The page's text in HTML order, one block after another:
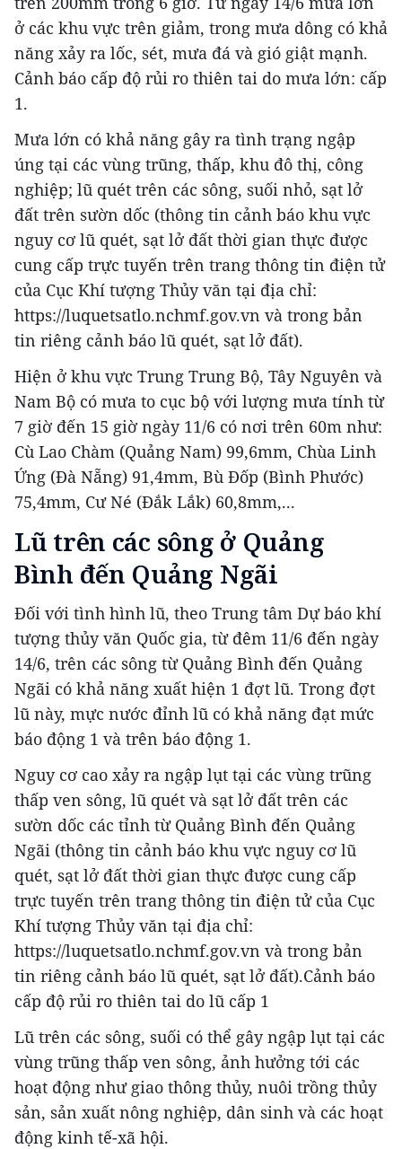
ở các khu vực trên giảm, trong mưa dông có khả
năng xảy ra lốc, sét, mưa đá và gió giật mạnh.
Cảnh báo cấp độ rủi ro thiên tai do mưa lớn: cấp
1.
Mưa lớn có khả năng gây ra tình trạng ngập
úng tại các vùng trũng, thấp, khu đô thị, công
nghiệp; lũ quét trên các sông, suối nhỏ, sạt lở
đất trên sườn dốc (thông tin cảnh báo khu vực
nguy cơ lũ quét, sạt lở đất thời gian thực được
cung cấp trực tuyến trên trang thông tin điện tử
của Cục Khí tượng Thủy văn tại địa chỉ:
https://luquetsatlo.nchmf.gov.vn và trong bản
tin riêng cảnh báo lũ quét, sạt lở đất).
Hiện ở khu vực Trung Trung Bộ, Tây Nguyên và
Nam Bộ có mưa to cục bộ với lượng mưa tính từ
7 giờ đến 15 giờ ngày 11/6 có nơi trên 60m như:
Cù Lao Chàm (Quảng Nam) 99,6mm, Chùa Linh
Ứng (Đà Nẵng) 91,4mm, Bù Đốp (Bình Phước)
75,4mm, Cư Né (Đắk Lắk) 60,8mm,...
Lũ trên các sông ở Quảng
Bình đến Quảng Ngãi
Đối với tình hình lũ, theo Trung tâm Dự báo khí
tượng thủy văn Quốc gia, từ đêm 11/6 đến ngày
14/6, trên các sông từ Quảng Bình đến Quảng
Ngãi có khả năng xuất hiện 1 đợt lũ. Trong đợt
lũ này, mực nước đỉnh lũ có khả năng đạt mức
báo động 1 và trên báo động 1.
Nguy cơ cao xảy ra ngập lụt tại các vùng trũng
thấp ven sông, lũ quét và sạt lở đất trên các
sườn dốc các tỉnh từ Quảng Bình đến Quảng
Ngãi (thông tin cảnh báo khu vực nguy cơ lũ
quét, sạt lở đất thời gian thực được cung cấp
trực tuyến trên trang thông tin điện tử của Cục
Khí tượng Thủy văn tại địa chỉ:
https://luquetsatlo.nchmf.gov.vn và trong bản
tin riêng cảnh báo lũ quét, sạt lở đất).Cảnh báo
cấp độ rủi ro thiên tai do lũ cấp 1
Lũ trên các sông, suối có thể gây ngập lụt tại các
vùng trũng thấp ven sông, ảnh hưởng tới các
hoạt động như giao thông thủy, nuôi trồng thủy
sản, sản xuất nông nghiệp, dân sinh và các hoạt
động kinh tế-xã hội.